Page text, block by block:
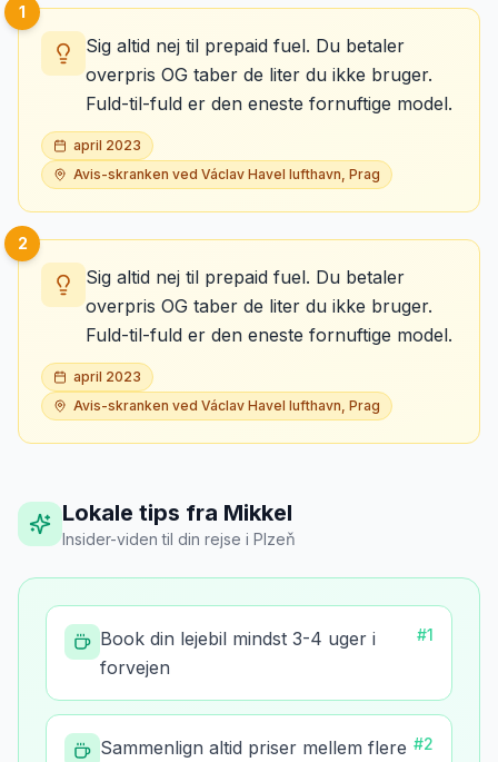
1
Sig altid nej til prepaid fuel. Du betaler
overpris OG taber de liter du ikke bruger.
Fuld-til-fuld er den eneste fornuftige model.
april 2023
Avis-skranken ved Václav Havel lufthavn, Prag
2
Sig altid nej til prepaid fuel. Du betaler
overpris OG taber de liter du ikke bruger.
Fuld-til-fuld er den eneste fornuftige model.
april 2023
Avis-skranken ved Václav Havel lufthavn, Prag
Lokale tips fra Mikkel
Insider-viden til din rejse i Plzeň
Book din lejebil mindst 3-4 uger i
forvejen
#1
Sammenlign altid priser mellem flere #2